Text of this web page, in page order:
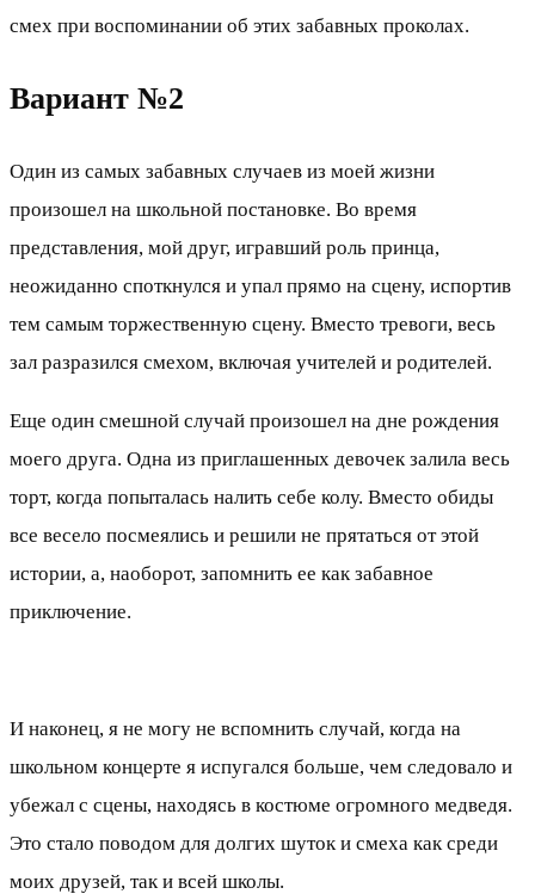
смех при воспоминании об этих забавных проколах.
Вариант №2
Один из самых забавных случаев из моей жизни
произошел на школьной постановке. Во время
представления, мой друг, игравший роль принца,
неожиданно споткнулся и упал прямо на сцену, испортив
тем самым торжественную сцену. Вместо тревоги, весь
зал разразился смехом, включая учителей и родителей.
Еще один смешной случай произошел на дне рождения
моего друга. Одна из приглашенных девочек залила весь
торт, когда попыталась налить себе колу. Вместо обиды
все весело посмеялись и решили не прятаться от этой
истории, а, наоборот, запомнить ее как забавное
приключение.
И наконец, я не могу не вспомнить случай, когда на
школьном концерте я испугался больше, чем следовало и
убежал с сцены, находясь в костюме огромного медведя.
Это стало поводом для долгих шуток и смеха как среди
моих друзей, так и всей школы.